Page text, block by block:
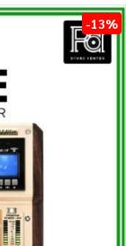
-13%